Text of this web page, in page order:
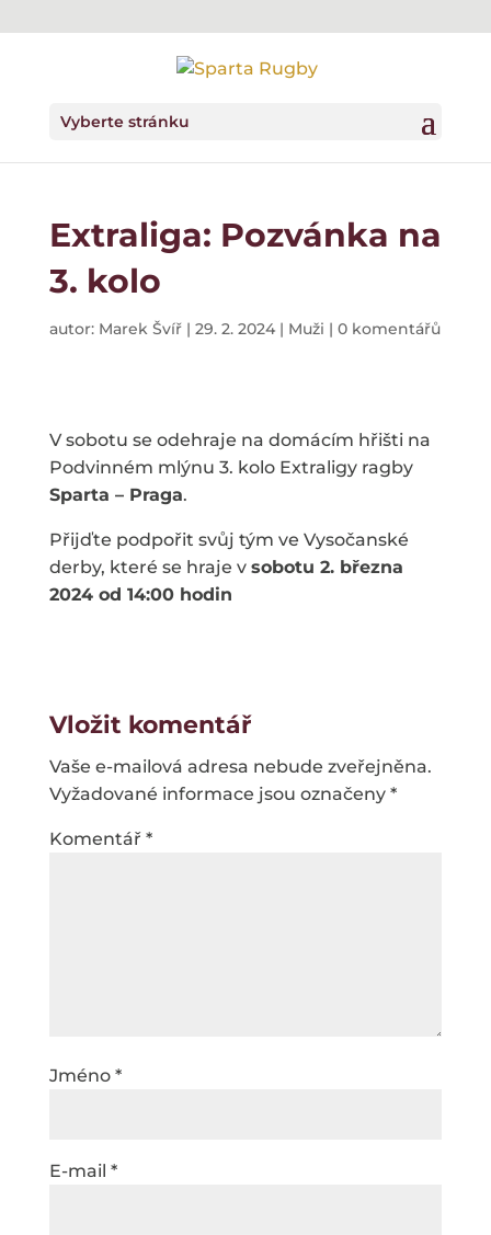
Vyberte stránku
Extraliga: Pozvánka na
3. kolo
autor: Marek Švíř| 29. 2. 2024| Muži | 0 komentářů
V sobotu se odehraje na domácím hřišti na
Podvinném mlýnu 3. kolo Extraligy ragby
Sparta – Praga.
Přijďte podpořit svůj tým ve Vysočanské
derby, které se hraje v sobotu 2. března
2024 od 14:00 hodin
Vložit komentář
Vaše e-mailová adresa nebude zveřejněna.
Vyžadované informace jsou označeny *
Komentář *
Jméno *
E-mail *